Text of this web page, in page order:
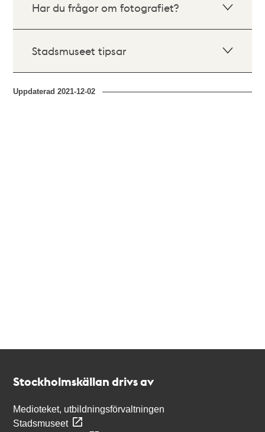
Har du frågor om fotografiet?
Stadsmuseet tipsar
Uppdaterad2021-12-02
Stockholmskällan drivs av
Medioteket, utbildningsförvaltningen
Stadsmuseet